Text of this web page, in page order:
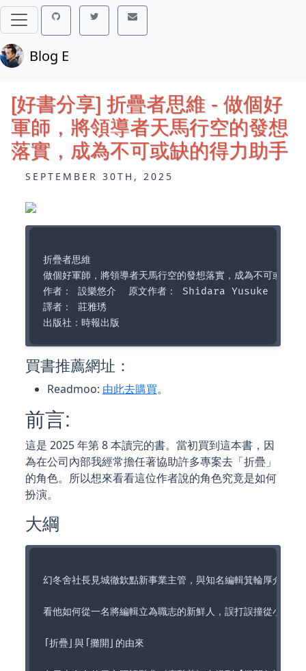
Blog E
[好書分享] 折疊者思維 - 做個好
軍師，將領導者天馬行空的發想
落實，成為不可或缺的得力助手
SEPTEMBER 30TH, 2025
折疊者思維
做個好軍師，將領導者天馬行空的發想落實，成為不可或缺的
作者： 設樂悠介  原文作者： Shidara Yusuke
譯者： 莊雅琇
買書推薦網址：
Readmoo: 由此去購買。
前言:
這是 2025 年第 8 本讀完的書。當初買到這本書，因
為在公司內部我經常擔任著協助許多專案去「折疊」
的角色。所以想來看看這位作者說的角色究竟是如何
扮演。
大綱
幻冬舍社長見城徹欽點新事業主管，與知名編輯箕輪厚介共
看他如何從一名將編輯立為職志的新鮮人，誤打誤撞從小業
「折疊」與「攤開」的由來